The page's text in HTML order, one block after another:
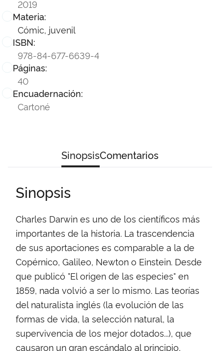
2019
Materia:
Cómic, juvenil
ISBN:
978-84-677-6639-4
Páginas:
40
Encuadernación:
Cartoné
SinopsisComentarios
Sinopsis
Charles Darwin es uno de los científicos más
importantes de la historia. La trascendencia
de sus aportaciones es comparable a la de
Copérnico, Galileo, Newton o Einstein. Desde
que publicó "El origen de las especies" en
1859, nada volvió a ser lo mismo. Las teorías
del naturalista inglés (la evolución de las
formas de vida, la selección natural, la
supervivencia de los mejor dotados...), que
causaron un gran escándalo al principio,